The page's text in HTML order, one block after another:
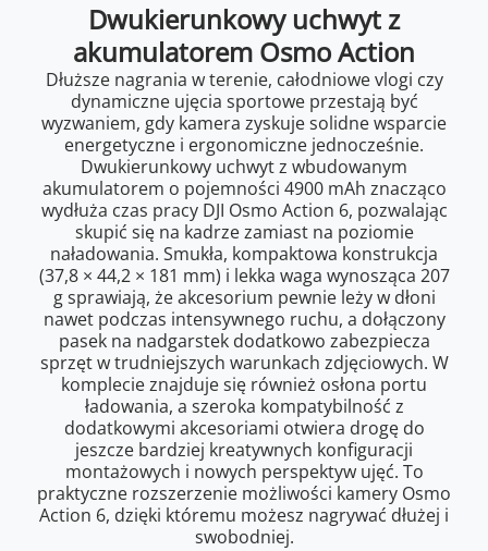
Dwukierunkowy uchwyt z
akumulatorem Osmo Action
Dłuższe nagrania w terenie, całodniowe vlogi czy
dynamiczne ujęcia sportowe przestają być
wyzwaniem, gdy kamera zyskuje solidne wsparcie
energetyczne i ergonomiczne jednocześnie.
Dwukierunkowy uchwyt z wbudowanym
akumulatorem o pojemności 4900 mAh znacząco
wydłuża czas pracy DJI Osmo Action 6, pozwalając
skupić się na kadrze zamiast na poziomie
naładowania. Smukła, kompaktowa konstrukcja
(37,8 × 44,2 × 181 mm) i lekka waga wynosząca 207
g sprawiają, że akcesorium pewnie leży w dłoni
nawet podczas intensywnego ruchu, a dołączony
pasek na nadgarstek dodatkowo zabezpiecza
sprzęt w trudniejszych warunkach zdjęciowych. W
komplecie znajduje się również osłona portu
ładowania, a szeroka kompatybilność z
dodatkowymi akcesoriami otwiera drogę do
jeszcze bardziej kreatywnych konfiguracji
montażowych i nowych perspektyw ujęć. To
praktyczne rozszerzenie możliwości kamery Osmo
Action 6, dzięki któremu możesz nagrywać dłużej i
swobodniej.